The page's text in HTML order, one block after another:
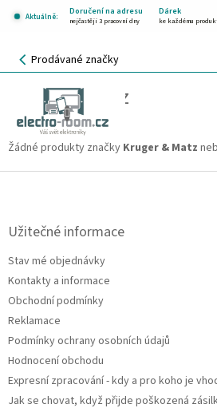
Aktuálně:
Doručení na adresu Dárek
nejčastěji 3 pracovní dny ke každému
NÁKUPNÍ
KOŠÍK
Prodávané značky
Kruger & Matz
Žádné produkty značky Kruger & Matz
Z
Užitečné informace
Stav mé objednávky
Kontakty a informace
Obchodní podmínky
Reklamace
Podmínky ochrany osobních údajů
Hodnocení obchodu
Expresní zpracování - kdy a pro koho je
Jak se chovat, když přijde poškozená